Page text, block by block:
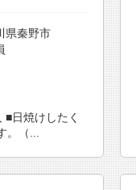
県秦野市
日焼けしたく
（...